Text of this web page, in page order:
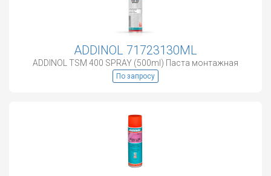
ADDINOL 71723130ML
ADDINOL TSM 400 SPRAY (500ml) Паста монтажная
По запросу